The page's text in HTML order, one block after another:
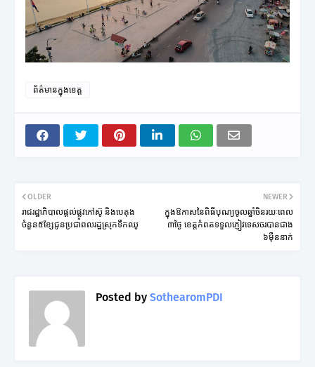
ព័ត៌មានក្នុងខេត្ត
NEWER
ក្នុងឱកាសនៃពិធីបុណ្យចូលឆ្នាំចិនរយៈពេល
៣ថ្ងៃ ខេត្តកំពតទទួលភ្ញៀវទេសចរបានជាង
៦ម៉ឺននាក់
OLDER
រាជរដ្ឋាភិបាលផ្តល់ផ្លូវកៅស៊ូ និងបេតុង
ចំនួន៥ខ្សែជូនប្រជាពលរដ្ឋស្រុកទឹកឈូ
Posted by SothearomPDI